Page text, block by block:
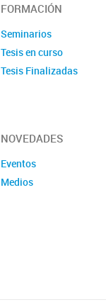
FORMACIÓN
Seminarios
Tesis en curso
Tesis Finalizadas
NOVEDADES
Eventos
Medios